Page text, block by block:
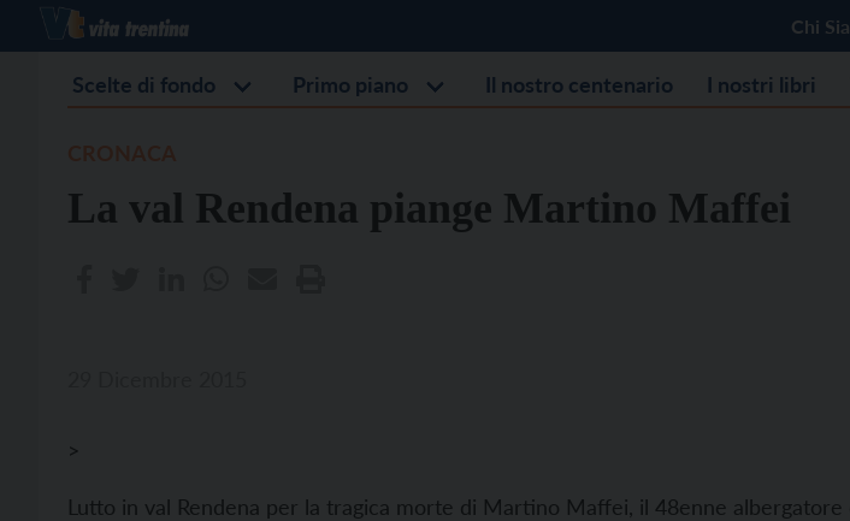
Chi
Scelte di fondo Primo piano Il nostro centenario I nostri libri
La val Rendena piange Martino Maffei
>
Lutto in val Rendena per la tragica morte di Martino Maffei, il 48enne albergatore